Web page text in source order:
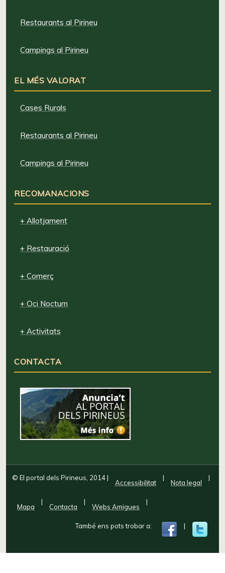
Restaurants al Pirineu
Campings al Pirineu
EL MÉS VALORAT
Cases Rurals
Restaurants al Pirineu
Campings al Pirineu
RECOMANACIONS
+ Allotjament
+ Restauració
+ Comerç
+ Oci Nocturn
+ Activitats
CONTACTA
© El portal dels Pirineus, 2014|
Accessibilitat
|
Nota legal
|
Mapa
|
Contacta
|
Webs Amigues
|
També ens pots trobar a: |